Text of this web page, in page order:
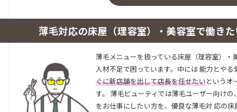
薄毛対応の床屋（理容室）・美容室で働き
薄毛メニューを扱っている床屋（理容室）・
人材不足で困っています。中には 能力とやる
ぐに新店舗を出して店長を任せたいというオ
す。 薄毛ビューティでは薄毛ユーザー向けの
をお仕事にしたい方を、優良な薄毛対 応の床